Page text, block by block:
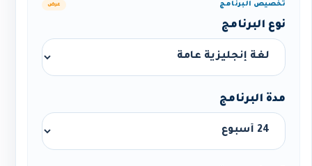
تخصيص البرنامج عرض
نوع البرنامج
مدة البرنامج